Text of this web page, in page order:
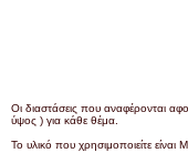
Οι διαστάσεις που αναφέρονται
ύψος ) για κάθε θέμα.
Το υλικό που χρησιμοποιείτε